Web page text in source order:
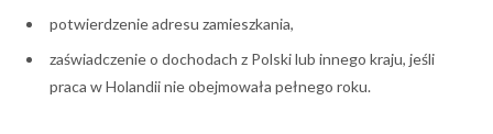
potwierdzenie adresu zamieszkania,
zaświadczenie o dochodach z Polski lub innego kraju, jeśli
praca w Holandii nie obejmowała pełnego roku.